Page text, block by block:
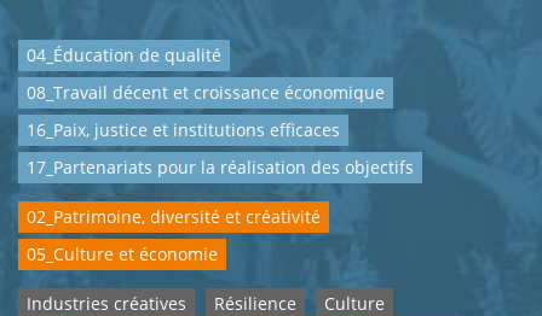
04_Éducation de qualité
08_Travail décent et croissance économique
16_Paix, justice et institutions efficaces
17_Partenariats pour la réalisation des objectifs
02_Patrimoine, diversité et créativité
05_Culture et économie
Industries créatives Résilience
Culture